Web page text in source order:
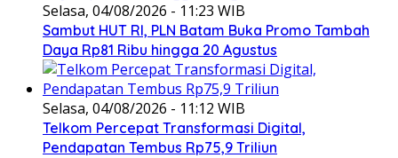
Selasa, 04/08/2026 - 11:23 WIB
Sambut HUT RI, PLN Batam Buka Promo Tambah
Daya Rp81 Ribu hingga 20 Agustus
Selasa, 04/08/2026 - 11:12 WIB
Telkom Percepat Transformasi Digital,
Pendapatan Tembus Rp75,9 Triliun